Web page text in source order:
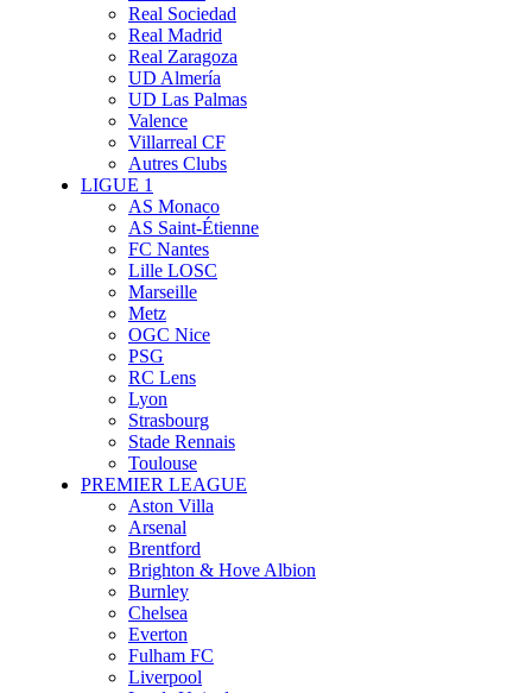
Real Sociedad
Real Madrid
Real Zaragoza
UD Almería
UD Las Palmas
Valence
Villarreal CF
Autres Clubs
LIGUE 1
AS Monaco
AS Saint-Étienne
FC Nantes
Lille LOSC
Marseille
Metz
OGC Nice
PSG
RC Lens
Lyon
Strasbourg
Stade Rennais
Toulouse
PREMIER LEAGUE
Aston Villa
Arsenal
Brentford
Brighton & Hove Albion
Burnley
Chelsea
Everton
Fulham FC
Liverpool